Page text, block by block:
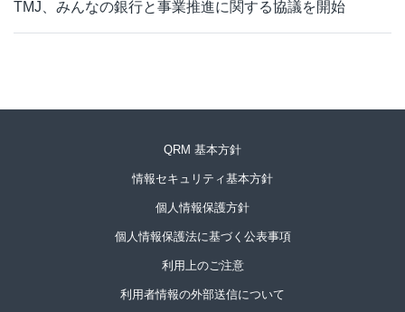
TMJ、みんなの銀行と事業推進に関する協議を開始
QRM 基本方針
情報セキュリティ基本方針
個人情報保護方針
個人情報保護法に基づく公表事項
利用上のご注意
利用者情報の外部送信について